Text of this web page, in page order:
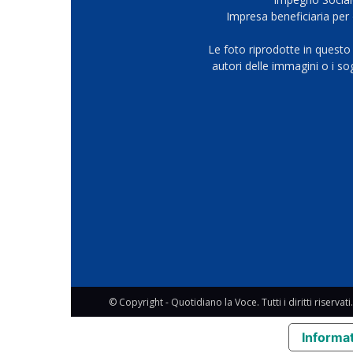
Impresa beneficiaria
Le foto riprodotte in
autori delle immagini o i
© Copyright - Quotidiano la Voce. Tutti i diritti riservati.